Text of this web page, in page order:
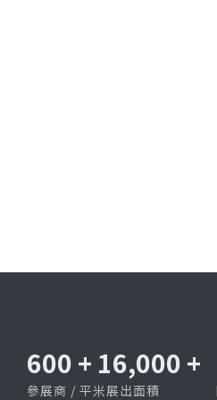
600 + 16,000 +
參展商 / 平米展出面積